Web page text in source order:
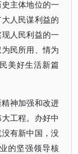
主体地位的一
人民谋利益的
人民利益的一
民所用、情为
美好生活新篇
神加强和改进
工程。办好中
有新中国，没
的坚强领导核